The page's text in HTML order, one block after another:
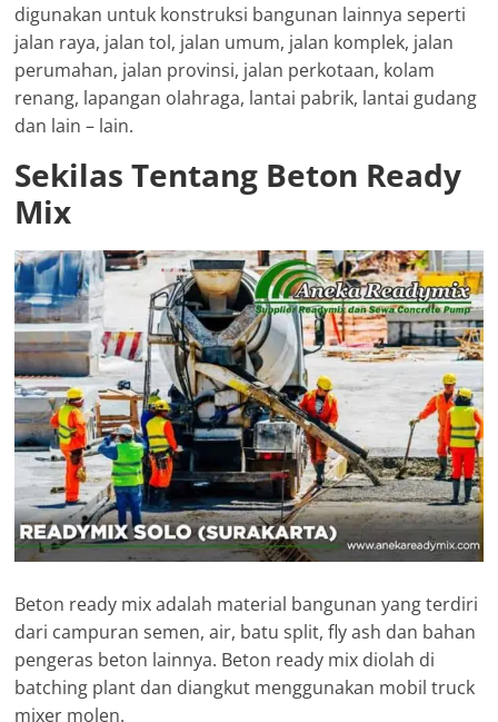
digunakan untuk konstruksi bangunan lainnya seperti
jalan raya, jalan tol, jalan umum, jalan komplek, jalan
perumahan, jalan provinsi, jalan perkotaan, kolam
renang, lapangan olahraga, lantai pabrik, lantai gudang
dan lain – lain.
Sekilas Tentang Beton Ready
Mix
Beton ready mix adalah material bangunan yang terdiri
dari campuran semen, air, batu split, fly ash dan bahan
pengeras beton lainnya. Beton ready mix diolah di
batching plant dan diangkut menggunakan mobil truck
mixer molen.